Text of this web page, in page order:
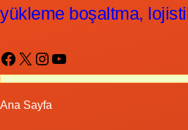
yükleme boşaltma,
Facebook X Instagram YouTube
Ana Sayfa